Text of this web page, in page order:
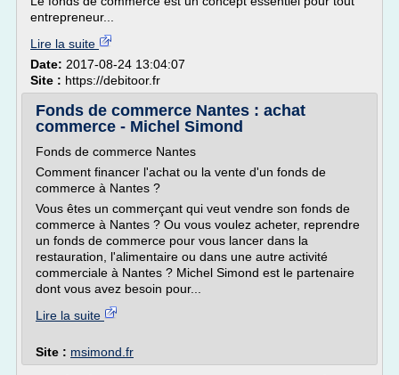
entrepreneur...
Lire la suite
Date: 2017-08-24 13:04:07
Site : https://debitoor.fr
Fonds de commerce Nantes : achat
commerce - Michel Simond
Fonds de commerce Nantes
Comment financer l'achat ou la vente d'un fonds de
commerce à Nantes ?
Vous êtes un commerçant qui veut vendre son fonds de
commerce à Nantes ? Ou vous voulez acheter, reprendre
un fonds de commerce pour vous lancer dans la
restauration, l'alimentaire ou dans une autre activité
commerciale à Nantes ? Michel Simond est le partenaire
dont vous avez besoin pour...
Lire la suite
Site : msimond.fr